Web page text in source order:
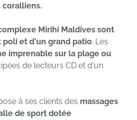
coralliens.
Mirihi Maldives sont
poli et d'un grand patio. Les
imprenable sur la plage ou
de lecteurs CD et d'un
à ses clients des massages
de sport dotée